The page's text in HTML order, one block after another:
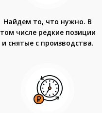
Найдем то, что нужно. В
том числе редкие позиции
и снятые с производства.